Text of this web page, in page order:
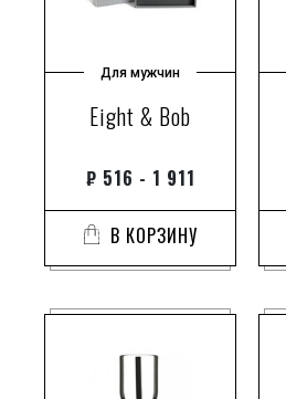
Для мужчин
Eight & Bob
₽ 516 - 1 911
В КОРЗИНУ